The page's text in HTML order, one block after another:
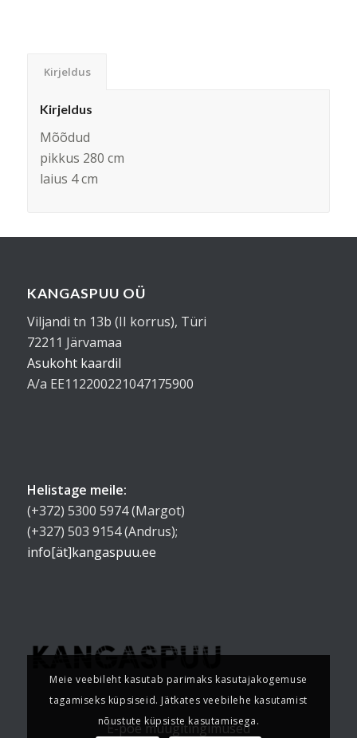
Kirjeldus
Kirjeldus
Mõõdud
pikkus 280 cm
laius 4 cm
KANGASPUU OÜ
Viljandi tn 13b (II korrus), Türi
72211 Järvamaa
Asukoht kaardil
A/a EE112200221047175900
Helistage meile:
(+372) 5300 5974 (Margot)
(+327) 503 9154 (Andrus);
info[ät]kangaspuu.ee
E-poe müügitingimused
Meie veebileht kasutab parimaks kasutajakogemuse
tagamiseks küpsiseid. Jätkates veebilehe kasutamist
nõustute küpsiste kasutamisega.